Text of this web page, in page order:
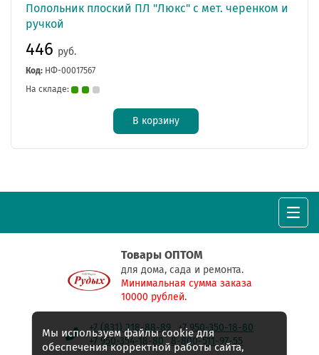
Полольник плоский ПЛ "Люкс" с мет. черенком и
ручкой
446 руб.
Код: НФ-00017567
На складе:
В корзину
Товары ОПТОМ
для дома, сада и ремонта.
Минимальная сумма заказа
10000 рублей.
+7 (831) 218-88-89
+7 950-350-18-80
+7 950-354-18-80
8-800-511-97-55
Мы используем файлы cookie для
обеспечения корректной работы сайта,